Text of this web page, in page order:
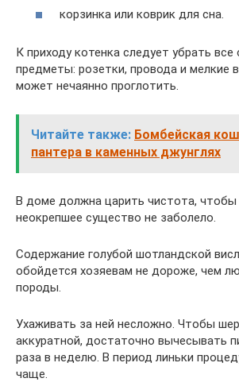
корзинка или коврик для сна.
К приходу котенка следует убрать все
предметы: розетки, провода и мелкие
может нечаянно проглотить.
Читайте также: Бомбейская
пантера в каменных джунглях
В доме должна царить чистота, чтобы
неокрепшее существо не заболело.
Содержание голубой шотландской
обойдется хозяевам не дороже, чем
породы.
Ухаживать за ней несложно. Чтобы
аккуратной, достаточно вычесывать
раза в неделю. В период линьки
чаще.